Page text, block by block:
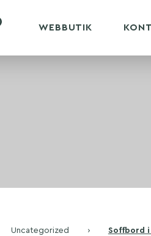
WEBBUTIK
Uncategorized › Soffbord